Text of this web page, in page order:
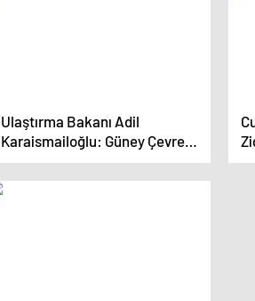
Ulaştırma Bakanı Adil
Karaismailoğlu: Güney Çevre
Yolu Zigana Tüneli gibi
bitirilecek